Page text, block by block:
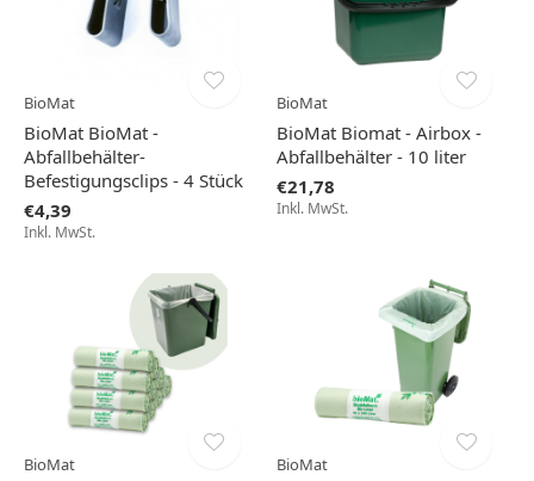
BioMat
BioMat BioMat -
Abfallbehälter-
Befestigungsclips - 4 Stück
€4,39
Inkl. MwSt.
BioMat
BioMat Biomat - Airbox -
Abfallbehälter - 10 liter
€21,78
Inkl. MwSt.
BioMat BioMat